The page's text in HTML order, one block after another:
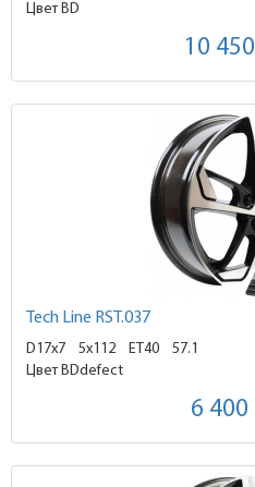
Цвет BD
10 450
Tech Line RST.037
D17x7 5x112 ET40
57.1
Цвет BDdefect
6 400